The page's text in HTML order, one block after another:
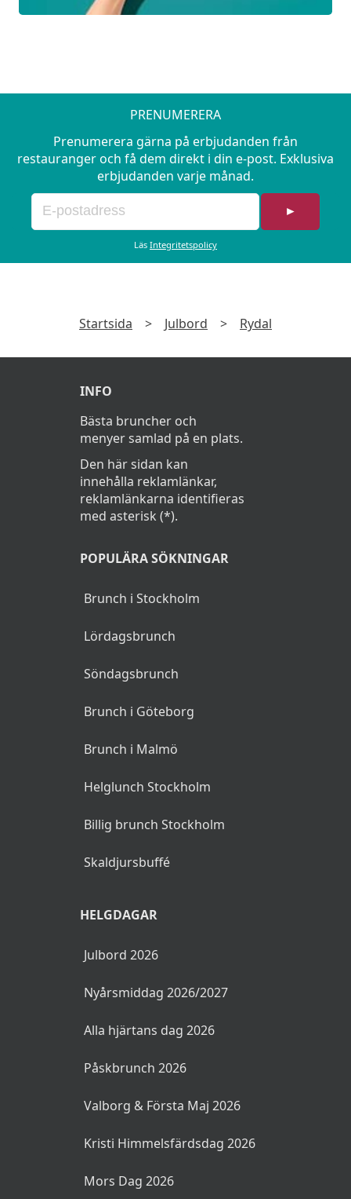
PRENUMERERA
Prenumerera gärna på erbjudanden från
restauranger och få dem direkt i din e-post. Exklusiva
erbjudanden varje månad.
►
Läs Integritetspolicy
Startsida > Julbord > Rydal
INFO
Bästa bruncher och
menyer samlad på en plats.
Den här sidan kan
innehålla reklamlänkar,
reklamlänkarna identifieras
med asterisk (*).
POPULÄRA SÖKNINGAR
Brunch i Stockholm
Lördagsbrunch
Söndagsbrunch
Brunch i Göteborg
Brunch i Malmö
Helglunch Stockholm
Billig brunch Stockholm
Skaldjursbuffé
HELGDAGAR
Julbord 2026
Nyårsmiddag 2026/2027
Alla hjärtans dag 2026
Påskbrunch 2026
Valborg & Första Maj 2026
Kristi Himmelsfärdsdag 2026
Mors Dag 2026